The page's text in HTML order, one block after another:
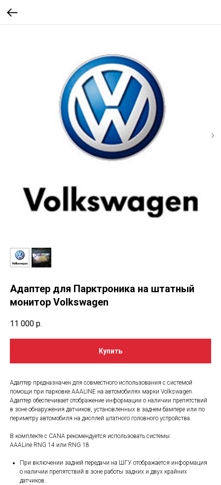
Адаптер для Парктроника на штатный
монитор Volkswagen
11 000 р.
Купить
Адаптер предназначен для совместного использования с системой
помощи при парковке AAALINE на автомобилях марки Volkswagen.
Адаптер обеспечивает отображение информации о наличии препятствий
в зоне обнаружения датчиков, установленных в заднем бампере или по
периметру автомобиля на дисплей штатного головного устройства.
В комплекте с CANA рекомендуется использовать системы:
AAALine RNG 14 или RNG 18
При включении задней передачи на ШГУ отображается информация
о наличии препятствий в зоне работы задних и двух крайних
датчиков.